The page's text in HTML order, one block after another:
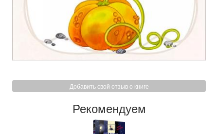
Добавить свой отзыв о книге
Рекомендуем